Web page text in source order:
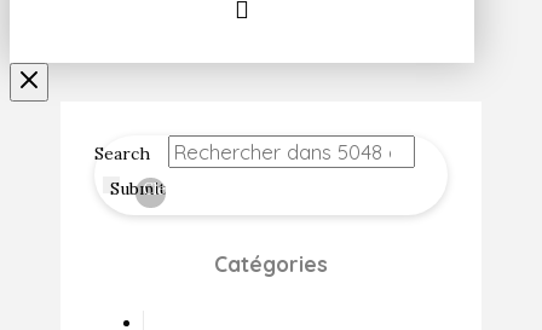
Search
Submit
Clear
Catégories